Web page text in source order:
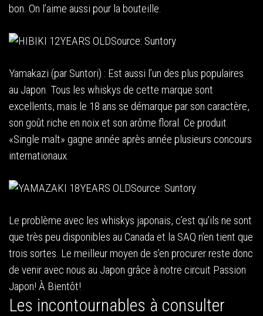
bon. On l’aime aussi pour la bouteille.
Source: Suntory
Yamakazi (par Suntori) : Est aussi l’un des plus populaires
au Japon. Tous les whiskys de cette marque sont
excellents, mais le 18 ans se démarque par son caractère,
son goût riche en noix et son arôme floral. Ce produit
«Single malt» gagne année après année plusieurs concours
internationaux.
Source: Suntory
Le problème avec les whiskys japonais, c’est qu’ils ne sont
que très peu disponibles au Canada et la SAQ n’en tient que
trois sortes. Le meilleur moyen de s’en procurer reste donc
de venir avec nous au Japon grâce à notre circuit Passion
Japon! À Bientôt!
Les incontournables à consulter